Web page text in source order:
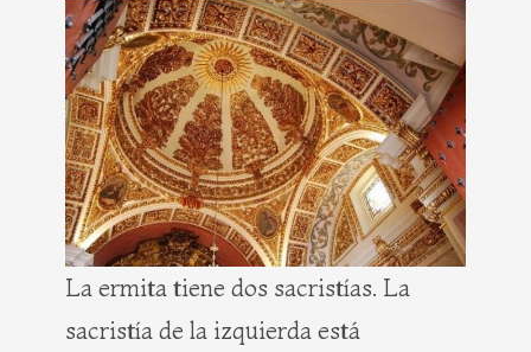
La ermita tiene dos sacristías. La
sacristía de la izquierda está